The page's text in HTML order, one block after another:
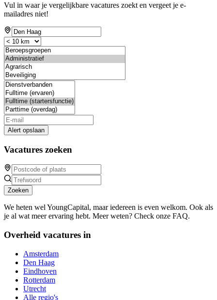
Vul in waar je vergelijkbare vacatures zoekt en vergeet je e-
mailadres niet!
Alert opslaan
Vacatures zoeken
Zoeken
We heten wel YoungCapital, maar iedereen is even welkom. Ook als
je al wat meer ervaring hebt. Meer weten? Check onze FAQ.
Overheid vacatures in
Amsterdam
Den Haag
Eindhoven
Rotterdam
Utrecht
Alle regio's